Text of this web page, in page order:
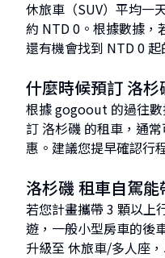
休旅車（SUV）平均一
約 NTD 0。根據數據，
還有機會找到 NTD 0 起
什麼時候預訂 洛杉
根據 gogoout 的過往
訂 洛杉磯 的租車，通
惠。建議您提早確認行
洛杉磯 租車自駕能
若您計畫攜帶 3 顆以上
遊，一般小型房車的後
升級至 休旅車/多人座